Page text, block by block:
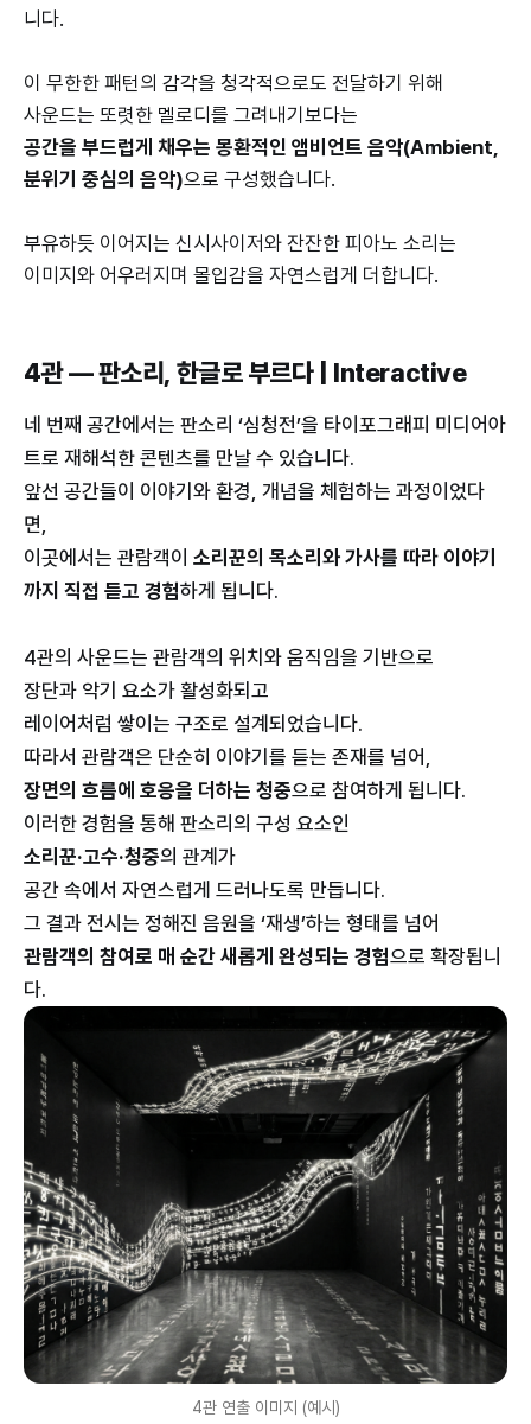
니다.
이 무한한 패턴의 감각을 청각적으로도 전달하기 위해
사운드는 또렷한 멜로디를 그려내기보다는
공간을 부드럽게 채우는 몽환적인 앰비언트 음악(Ambient,
분위기 중심의 음악)으로 구성했습니다.
부유하듯 이어지는 신시사이저와 잔잔한 피아노 소리는
이미지와 어우러지며 몰입감을 자연스럽게 더합니다.
4관 — 판소리, 한글로 부르다 | Interactive
네 번째 공간에서는 판소리 ‘심청전’을 타이포그래피 미디어아
트로 재해석한 콘텐츠를 만날 수 있습니다.
앞선 공간들이 이야기와 환경, 개념을 체험하는 과정이었다
면,
이곳에서는 관람객이 소리꾼의 목소리와 가사를 따라 이야기
까지 직접 듣고 경험하게 됩니다.
4관의 사운드는 관람객의 위치와 움직임을 기반으로
장단과 악기 요소가 활성화되고
레이어처럼 쌓이는 구조로 설계되었습니다.
따라서 관람객은 단순히 이야기를 듣는 존재를 넘어,
장면의 흐름에 호응을 더하는 청중으로 참여하게 됩니다.
이러한 경험을 통해 판소리의 구성 요소인
소리꾼·고수·청중의 관계가
공간 속에서 자연스럽게 드러나도록 만듭니다.
그 결과 전시는 정해진 음원을 ‘재생’하는 형태를 넘어
관람객의 참여로 매 순간 새롭게 완성되는 경험으로 확장됩니
다.
4관 연출 이미지 (예시)